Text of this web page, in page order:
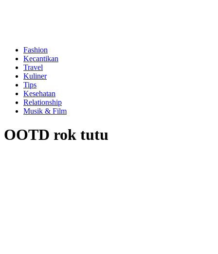
Fashion
Kecantikan
Travel
Kuliner
Tips
Kesehatan
Relationship
Musik & Film
OOTD rok tutu